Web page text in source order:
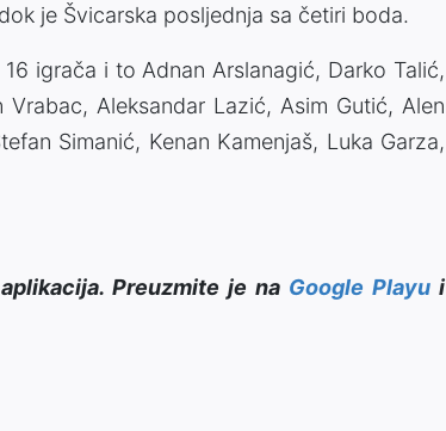
je Švicarska posljednja sa četiri boda.
igrača i to Adnan Arslanagić, Darko Talić,
Aleksandar Lazić, Asim Gutić, Alen
Simanić, Kenan Kamenjaš, Luka Garza,
Preuzmite je na Google Playui